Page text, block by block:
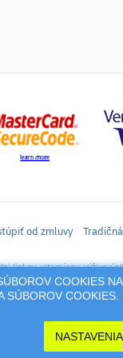
COOKIES
od zmluvy
liekov, vitamínov,
sa vzťahujú autorské
jeho časti (prevzatie